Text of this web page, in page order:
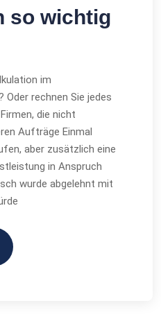
so wichtig
im
Oder rechnen Sie jedes
die nicht
Aufträge Einmal
aber zusätzlich eine
in Anspruch
wurde abgelehnt mit